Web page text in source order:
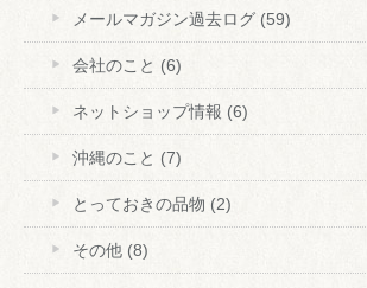
メールマガジン過去ログ (59)
会社のこと (6)
ネットショップ情報 (6)
沖縄のこと (7)
とっておきの品物 (2)
その他 (8)